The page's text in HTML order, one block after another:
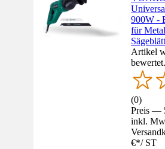
900W -
für
Artikel
bewertet.
(0)
Preis —
inkl.
€*/ ST